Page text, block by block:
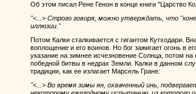
Об этом писал Рене Генон в конце книги "Царство
"<...> Строго говоря, можно утверждать, что
иллюзии."
Потом Калки сталкивается с гигантом Кутходари.
воплощение и его воинов. Но бог зажигает огонь в
указание на зимнее исчезновение Солнца, потом
победной битвы в недрах Земли. Калки в данном
традиции, как ее излагает Марсель Гране:
"<...> Во время зимы ян, охваченный инь,